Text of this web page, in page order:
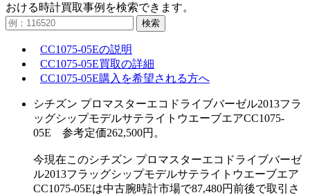
おける時計買取事例を検索できます。
検索
CC1075-05Eの説明
CC1075-05E買取の詳細
CC1075-05E購入を希望される方へ
シチズン プロマスターエコドライブバーゼル2013フラ
ッグシップモデルサテライトウエーブエアCC1075-
05E 参考定価262,500円。
今現在このシチズン プロマスターエコドライブバーゼ
ル2013フラッグシップモデルサテライトウエーブエア
CC1075-05Eは中古腕時計市場で87,480円前後で取引さ